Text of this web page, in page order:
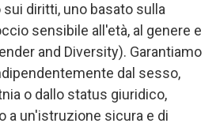
diritti, uno basato sulla
sensibile all'età, al genere e
and Diversity). Garantiamo
dal sesso,
o dallo status giuridico,
a un'istruzione sicura e di